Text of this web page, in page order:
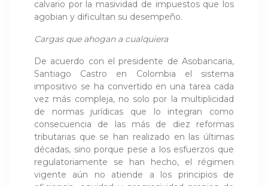
calvario por la masividad de impuestos que los
agobian y dificultan su desempeño.
Cargas que ahogan a cualquiera
De acuerdo con el presidente de Asobancaria,
Santiago Castro en Colombia el sistema
impositivo se ha convertido en una tarea cada
vez más compleja, no solo por la multiplicidad
de normas jurídicas que lo integran como
consecuencia de las más de diez reformas
tributarias que se han realizado en las últimas
décadas, sino porque pese a los esfuerzos que
regulatoriamente se han hecho, el régimen
vigente aún no atiende a los principios de